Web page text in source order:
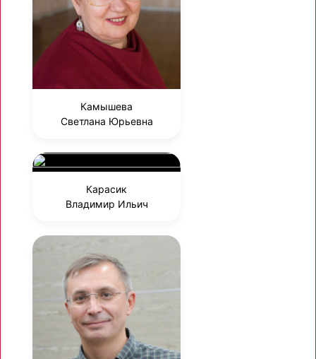
Камышева
Светлана Юрьевна
Карасик
Владимир Ильич